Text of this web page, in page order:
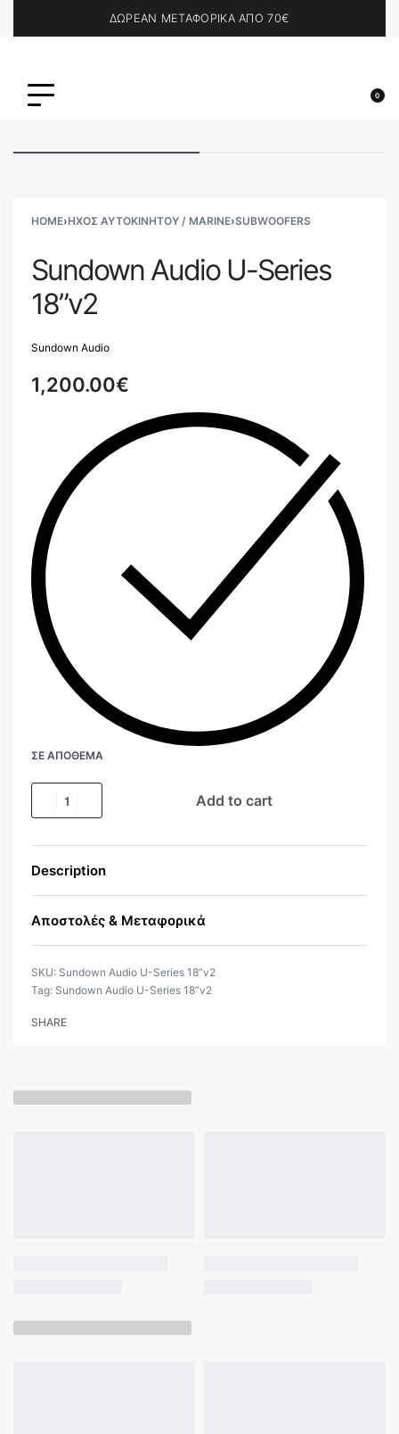
ΔΩΡΕΑΝ ΜΕΤΑΦΟΡΙΚΑ ΑΠΟ 70€
0
HOME›ΗΧΟΣ ΑΥΤΟΚΙΝΗΤΟΥ / MARINE›SUBWOOFERS
Sundown Audio U-Series
18”v2
Sundown Audio
1,200.00€
ΣΕ ΑΠΌΘΕΜΑ
Add to cart
Description
Αποστολές & Μεταφορικά
Sundown Audio U-Series 18”v2
Tag: Sundown Audio U-Series 18”v2
SHARE